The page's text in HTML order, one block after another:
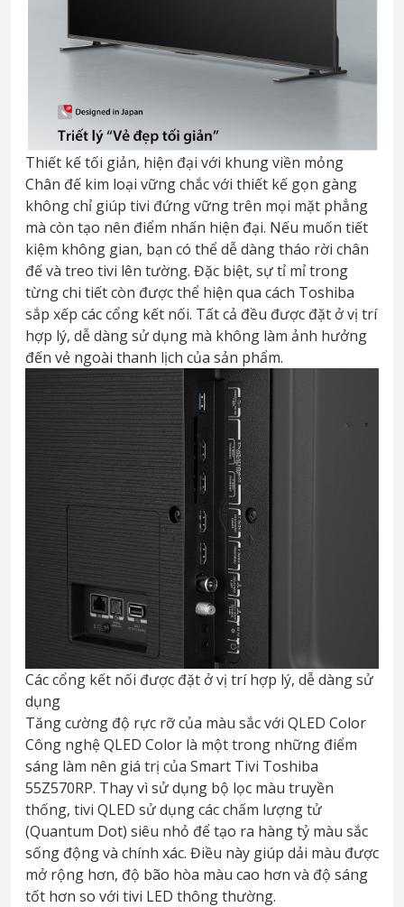
Thiết kế tối giản, hiện đại với khung viền mỏng
Chân đế kim loại vững chắc với thiết kế gọn gàng
không chỉ giúp tivi đứng vững trên mọi mặt phẳng
mà còn tạo nên điểm nhấn hiện đại. Nếu muốn tiết
kiệm không gian, bạn có thể dễ dàng tháo rời chân
đế và treo tivi lên tường. Đặc biệt, sự tỉ mỉ trong
từng chi tiết còn được thể hiện qua cách Toshiba
sắp xếp các cổng kết nối. Tất cả đều được đặt ở vị trí
hợp lý, dễ dàng sử dụng mà không làm ảnh hưởng
đến vẻ ngoài thanh lịch của sản phẩm.
Các cổng kết nối được đặt ở vị trí hợp lý, dễ dàng sử
dụng
Tăng cường độ rực rỡ của màu sắc với QLED Color
Công nghệ QLED Color là một trong những điểm
sáng làm nên giá trị của Smart Tivi Toshiba
55Z570RP. Thay vì sử dụng bộ lọc màu truyền
thống, tivi QLED sử dụng các chấm lượng tử
(Quantum Dot) siêu nhỏ để tạo ra hàng tỷ màu sắc
sống động và chính xác. Điều này giúp dải màu được
mở rộng hơn, độ bão hòa màu cao hơn và độ sáng
tốt hơn so với tivi LED thông thường.